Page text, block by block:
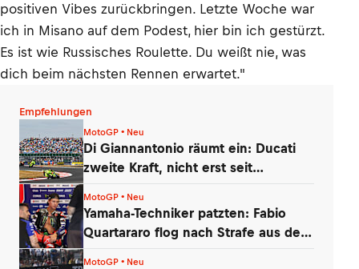
positiven Vibes zurückbringen. Letzte Woche war
ich in Misano auf dem Podest, hier bin ich gestürzt.
Es ist wie Russisches Roulette. Du weißt nie, was
dich beim nächsten Rennen erwartet."
Empfehlungen
MotoGP • Neu
Di Giannantonio räumt ein: Ducati
zweite Kraft, nicht erst seit
MotoGP • Neu
Yamaha-Techniker patzten: Fabio
Quartararo flog nach Strafe aus den
MotoGP • Neu